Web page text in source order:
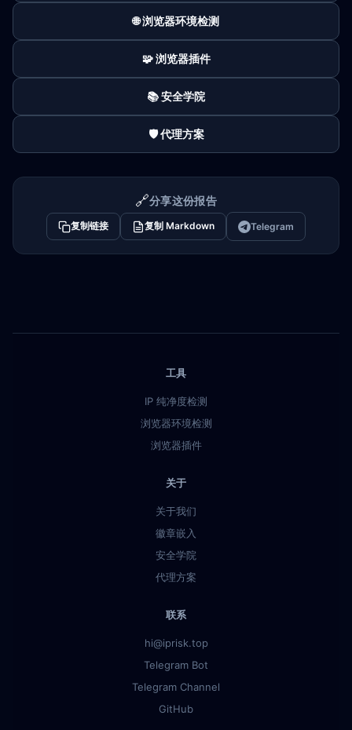
🌐 浏览器环境检测
🧩 浏览器插件
📚 安全学院
🛡️ 代理方案
🔗分享这份报告
复制链接 复制 Markdown Telegram
工具
IP 纯净度检测
浏览器环境检测
浏览器插件
关于
关于我们
徽章嵌入
安全学院
代理方案
联系
hi@iprisk.top
Telegram Bot
Telegram Channel
GitHub